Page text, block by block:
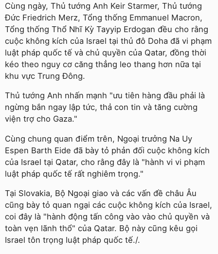
Cùng ngày, Thủ tướng Anh Keir Starmer, Thủ tướng
Đức Friedrich Merz, Tổng thống Emmanuel Macron,
Tổng thống Thổ Nhĩ Kỳ Tayyip Erdogan đều cho rằng
cuộc không kích của Israel tại thủ đô Doha đã vi phạm
luật pháp quốc tế và chủ quyền của Qatar, đồng thời
kéo theo nguy cơ căng thẳng leo thang hơn nữa tại
khu vực Trung Đông.
Thủ tướng Anh nhấn mạnh "ưu tiên hàng đầu phải là
ngừng bắn ngay lập tức, thả con tin và tăng cường
viện trợ cho Gaza."
Cùng chung quan điểm trên, Ngoại trưởng Na Uy
Espen Barth Eide đã bày tỏ phản đối cuộc không kích
của Israel tại Qatar, cho rằng đây là "hành vi vi phạm
luật pháp quốc tế rất nghiêm trọng."
Tại Slovakia, Bộ Ngoại giao và các vấn đề châu Âu
cũng bày tỏ quan ngại các cuộc không kích của Israel,
coi đây là "hành động tấn công vào vào chủ quyền và
toàn vẹn lãnh thổ" của Qatar. Bộ này cũng kêu gọi
Israel tôn trọng luật pháp quốc tế./.